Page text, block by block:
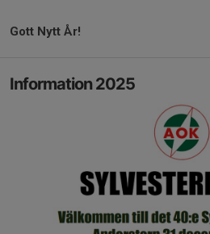
Gott Nytt År!
Information 2025